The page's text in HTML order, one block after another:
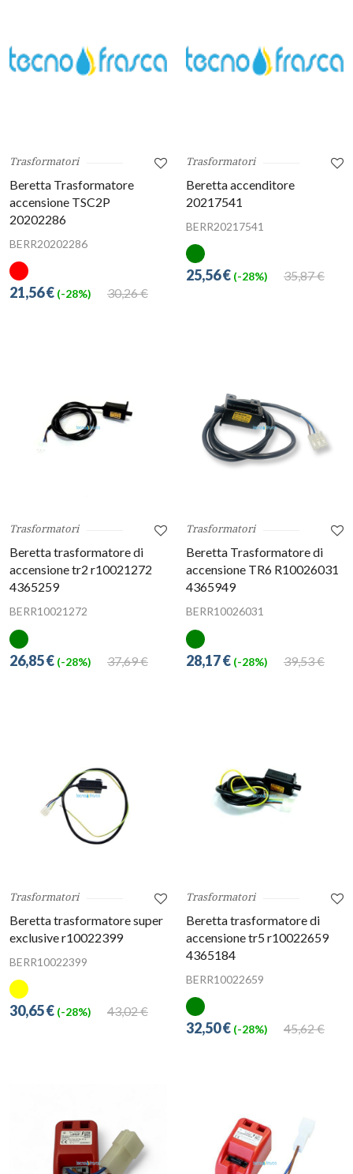
Trasformatori
Beretta Trasformatore
accensione TSC2P
20202286
BERR20202286
30,26 €
21,56 € (-28%)
Trasformatori
Beretta accenditore
20217541
BERR20217541
35,87 €
25,56 € (-28%)
Trasformatori
Beretta trasformatore di
accensione tr2 r10021272
4365259
BERR10021272
37,69 €
26,85 € (-28%)
Trasformatori
Beretta Trasformatore di
accensione TR6 R10026031
4365949
BERR10026031
39,53 €
28,17 € (-28%)
Trasformatori
Beretta trasformatore super
exclusive r10022399
BERR10022399
43,02 €
30,65 € (-28%)
Trasformatori
Beretta trasformatore di
accensione tr5 r10022659
4365184
BERR10022659
45,62 €
32,50 € (-28%)